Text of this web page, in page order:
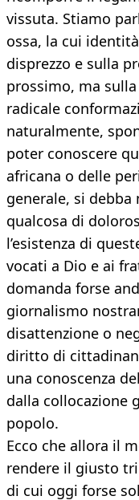
vissuta. Stiamo
ossa, la cui
disprezzo e sulla
prossimo, ma
radicale
naturalmente,
poter conoscere
africana o delle
generale, si
qualcosa di
l’esistenza di
vocati a Dio e ai
domanda forse
giornalismo
disattenzione o
diritto di
una conoscenza
dalla collocazione
popolo.
Ecco che allora il
rendere il giusto
di cui oggi forse